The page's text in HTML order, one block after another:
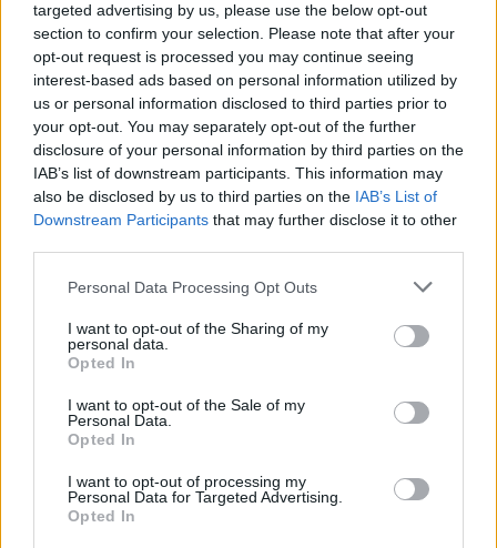
targeted advertising by us, please use the below opt-out
section to confirm your selection. Please note that after your
opt-out request is processed you may continue seeing
interest-based ads based on personal information utilized by
us or personal information disclosed to third parties prior to
your opt-out. You may separately opt-out of the further
disclosure of your personal information by third parties on the
IAB’s list of downstream participants. This information may
also be disclosed by us to third parties on the IAB’s List of
Downstream Participants that may further disclose it to other
Personal Data Processing Opt Outs
I want to opt-out of the Sharing of my
personal data.
Opted In
I want to opt-out of the Sale of my
Personal Data.
Opted In
I want to opt-out of processing my
Personal Data for Targeted Advertising.
Opted In
Duna Rekord Alacsony Vízszintje:
Bénul a Paksi Atomerőmű
A Duna vízszintje rekordalacsony szintre süllyedt
Európa szárazsága miatt, ami miatt Magyarország
kénytelen volt leállítani egyetlen atomerőművét, a
Paksi Atomerőművet. A szovjet korszakból származó
reaktorok
Rooby
augusztus 5, 2026